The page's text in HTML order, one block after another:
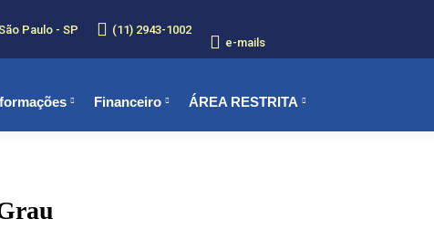
Paulo - SP
(11) 2943-1002
e-mails
Financeiro ÁREA RESTRITA